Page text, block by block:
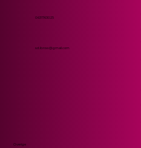
Overige
0631763025
sd.ibrow@gmail.com